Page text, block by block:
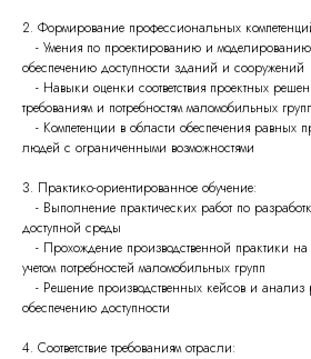
2. Формирование профессиональных
- Умения по проектированию и
обеспечению доступности зданий и сооружений
- Навыки оценки соответствия проектных
требованиям и потребностям маломобильных групп
- Компетенции в области обеспечения равных
людей с ограниченными возможностями
3. Практико-ориентированное обучение:
- Выполнение практических работ по
доступной среды
- Прохождение производственной практики на
учетом потребностей маломобильных групп
- Решение производственных кейсов и анализ
обеспечению доступности
4. Соответствие требованиям отрасли: